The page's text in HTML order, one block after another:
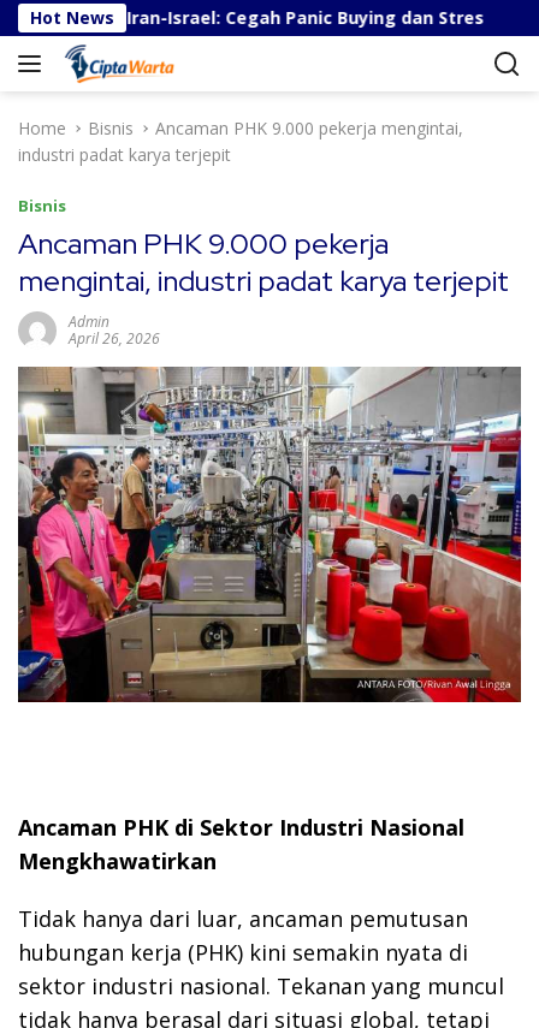
k
Hot News
Iran-Israel: Cegah Panic Buying dan Stres
Home Bisnis
Ancaman PHK 9.000 pekerja mengintai,
industri padat karya terjepit
Bisnis
Ancaman PHK 9.000 pekerja
mengintai, industri padat karya terjepit
Admin
April 26, 2026
Ancaman PHK di Sektor Industri Nasional
Mengkhawatirkan
Tidak hanya dari luar, ancaman pemutusan
hubungan kerja (PHK) kini semakin nyata di
sektor industri nasional. Tekanan yang muncul
tidak hanya berasal dari situasi global, tetapi